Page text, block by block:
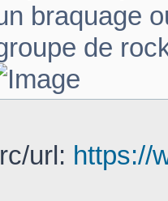
braquage
de
url: https://